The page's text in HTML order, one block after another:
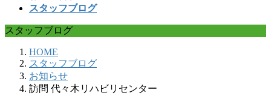
スタッフブログ
スタッフブログ
HOME
スタッフブログ
お知らせ
訪問 代々木リハビリセンター